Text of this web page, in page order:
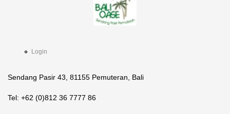
Login
Sendang Pasir 43, 81155 Pemuteran, Bali
Tel: +62 (0)812 36 7777 86